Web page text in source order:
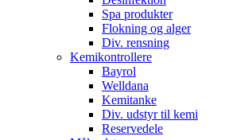
Spa produkter
Flokning og alger
Div. rensning
Kemikontrollere
Bayrol
Welldana
Kemitanke
Div. udstyr til kemi
Reservedele